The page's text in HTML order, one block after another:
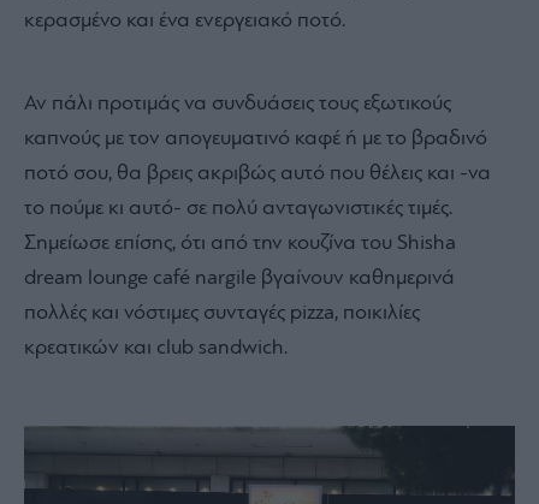
κερασμένο και ένα ενεργειακό ποτό.
Αν πάλι προτιμάς να συνδυάσεις τους εξωτικούς
καπνούς με τον απογευματινό καφέ ή με το βραδινό
ποτό σου, θα βρεις ακριβώς αυτό που θέλεις και -να
το πούμε κι αυτό- σε πολύ ανταγωνιστικές τιμές.
Σημείωσε επίσης, ότι από την κουζίνα του Shisha
dream lounge café nargile βγαίνουν καθημερινά
πολλές και νόστιμες συνταγές pizza, ποικιλίες
κρεατικών και club sandwich.